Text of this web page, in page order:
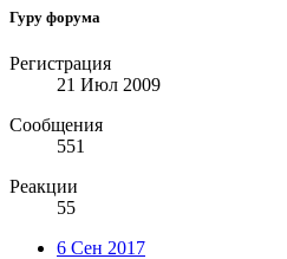
Гуру форума
Регистрация
21 Июл 2009
Сообщения
551
Реакции
55
6 Сен 2017